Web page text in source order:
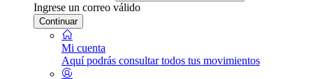
Ingrese un correo válido
Continuar
Mi cuenta
Aquí podrás consultar todos tus movimientos